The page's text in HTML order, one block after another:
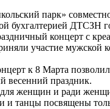
парк»
бухгалтерией ДТСЗН
концерт с
участие мужской
к 8 Марта
весенний праздник.
для женщин и ради
и танцы посвящены